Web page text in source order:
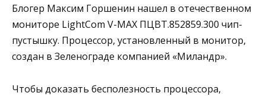
Блогер Максим Горшенин нашел в отечественном
мониторе LightCom V-MAX ПЦВТ.852859.300 чип-
пустышку. Процессор, установленный в монитор,
создан в Зеленограде компанией «Миландр».
Чтобы доказать бесполезность процессора,